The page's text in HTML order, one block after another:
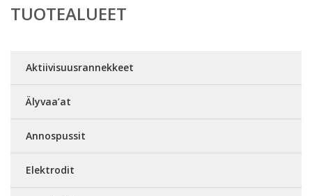
TUOTEALUEET
Aktiivisuusrannekkeet
Älyvaa’at
Annospussit
Elektrodit